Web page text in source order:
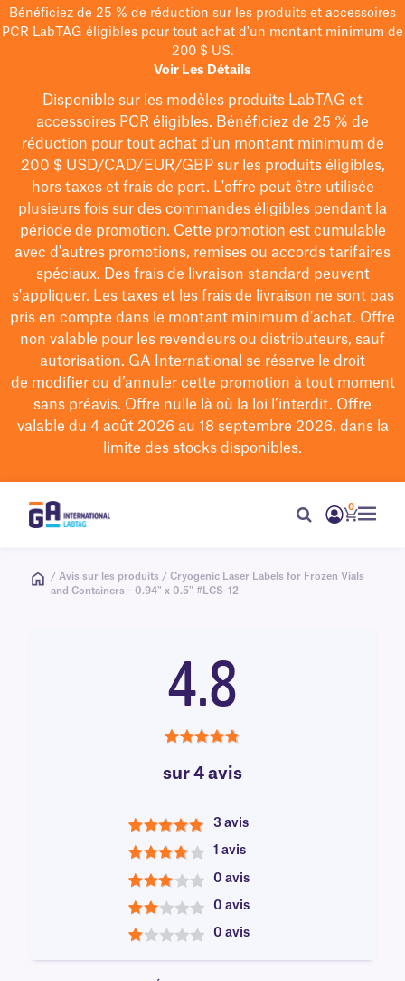
Bénéficiez de 25 % de réduction sur les produits et accessoires
PCR LabTAG éligibles pour tout achat d'un montant minimum de
200 $ US.
Voir Les Détails
Disponible sur les modèles produits LabTAG et
accessoires PCR éligibles. Bénéficiez de 25 % de
réduction pour tout achat d'un montant minimum de
200 $USD/CAD/EUR/GBPsur les produits éligibles,
hors taxes et frais de port. L'offre peut être utilisée
plusieurs fois sur des commandes éligibles pendant la
période de promotion. Cette promotion est cumulable
avec d'autres promotions, remises ou accords tarifaires
spéciaux. Des frais de livraison standard peuvent
s'appliquer. Les taxes et les frais de livraison ne sont pas
pris en compte dans le montant minimum d'achat. Offre
non valable pour les revendeurs ou distributeurs, sauf
autorisation. GA International se réserve le droit
de modifierou d’annuler cette promotion à tout moment
sans préavis. Offre nulle là où la loi l’interdit. Offre
valable du 4 août 2026 au 18 septembre 2026, dans la
limite des stocks disponibles.
0
/ Avis sur les produits / Cryogenic Laser Labels for Frozen Vials
and Containers - 0.94" x 0.5" #LCS-12
4.8
sur 4 avis
5
3 avis
4
1 avis
3
0 avis
2
0 avis
0 avis